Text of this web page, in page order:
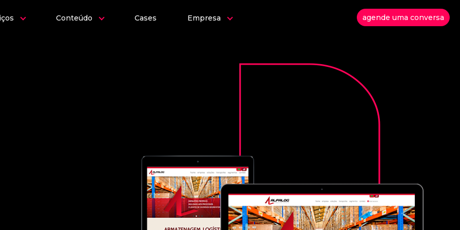
Conteúdo Cases Empresa agende uma conversa